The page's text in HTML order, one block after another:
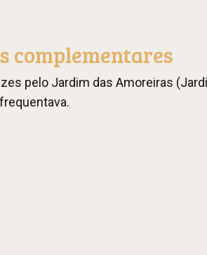
complementares
pelo Jardim das Amoreiras